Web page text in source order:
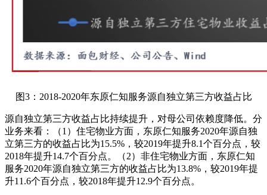
图3：2018-2020年东原仁知服务源自独立第三方收益占比
源自独立第三方收益占比持续提升，对母公司依赖度降低。分
业务来看：（1）住宅物业方面，东原仁知服务2020年源自独
立第三方的收益占比为15.5%，较2019年提升8.1个百分点，较
2018年提升14.7个百分点。（2）非住宅物业方面，东原仁知
服务2020年源自独立第三方的收益占比为13.8%，较2019年提
升11.6个百分点，较2018年提升12.9个百分点。